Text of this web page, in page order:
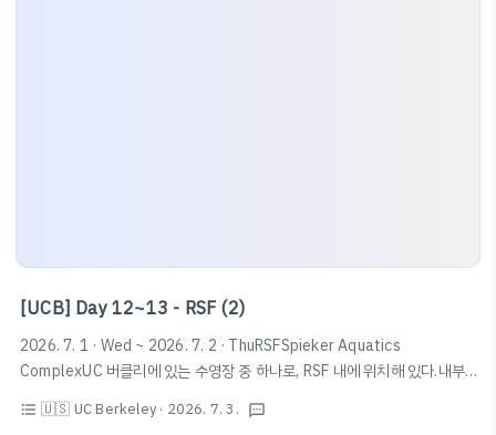
[UCB] Day 12~13 - RSF (2)
2026. 7. 1 · Wed ~ 2026. 7. 2 · ThuRSFSpieker Aquatics
ComplexUC 버클리에 있는 수영장 중 하나로, RSF 내에 위치해 있다.내부
락커는 따로 결제해서 사용하거나 데이락커를 사용할 수 있다. 이 중 데이락커
는 개인이 직접 자물쇠를 가져와서 사용하는 방식과 비밀번호를 입력하는 방
format_list_bulleted 🇺🇸 UC Berkeley · 2026. 7. 3. textsms